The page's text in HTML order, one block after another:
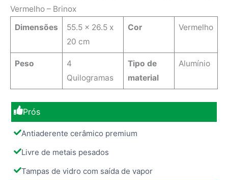
Vermelho – Brinox
Dimensões
‎55.5 x 26.5 x
20 cm
Cor Vermelho
Peso
4
Quilogramas
Tipo de
material
Alumínio
Prós
Antiaderente cerâmico premium
Livre de metais pesados
Tampas de vidro com saída de vapor